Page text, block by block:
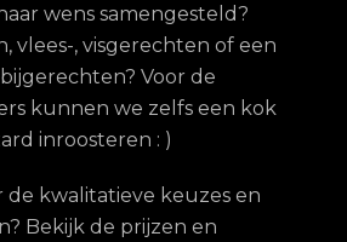
wens samengesteld?
vlees-, visgerechten of een
Voor de
kunnen we zelfs een kok
inroosteren : )
de kwalitatieve keuzes en
Bekijk de prijzen en